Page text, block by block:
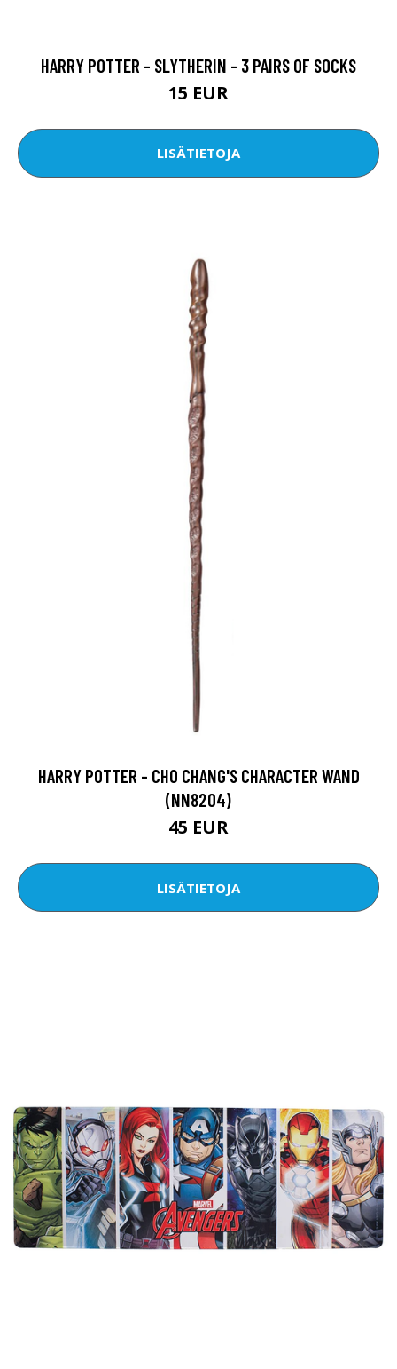
HARRY POTTER - SLYTHERIN - 3 PAIRS OF SOCKS
15 EUR
LISÄTIETOJA
HARRY POTTER - CHO CHANG'S CHARACTER WAND
(NN8204)
45 EUR
LISÄTIETOJA